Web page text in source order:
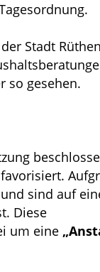
Stadt
so gesehen.
sind auf
Diese
um eine